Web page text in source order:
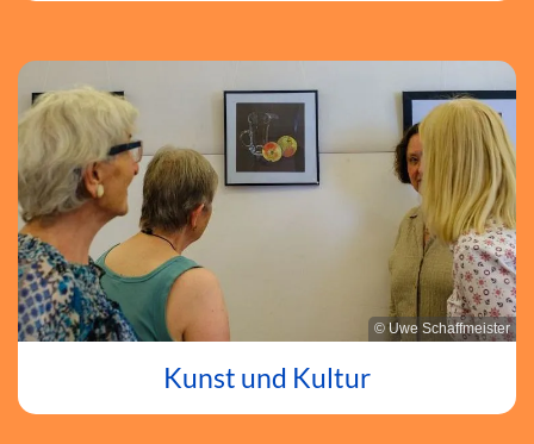
© Uwe Schaffmeister
Kunst und Kultur